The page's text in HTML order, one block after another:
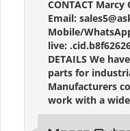
CONTACT
Email:
Mobile/
live:
DETAILS We
parts for
Manufacturers
work with a